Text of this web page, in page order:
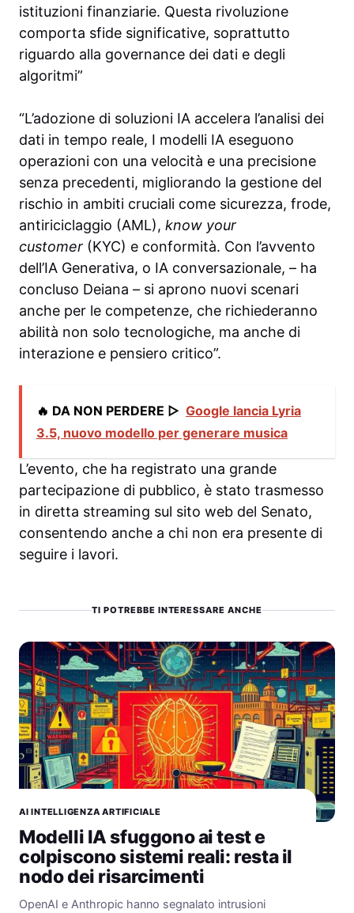
istituzioni finanziarie. Questa rivoluzione
comporta sfide significative, soprattutto
riguardo alla governance dei dati e degli
algoritmi”
“L’adozione di soluzioni IA accelera l’analisi dei
dati in tempo reale, I modelli IA eseguono
operazioni con una velocità e una precisione
senza precedenti, migliorando la gestione del
rischio in ambiti cruciali come sicurezza, frode,
antiriciclaggio (AML), know your
customer (KYC) e conformità. Con l’avvento
dell’IA Generativa, o IA conversazionale, – ha
concluso Deiana – si aprono nuovi scenari
anche per le competenze, che richiederanno
abilità non solo tecnologiche, ma anche di
interazione e pensiero critico”.
🔥 DA NON PERDERE ▷ Google lancia Lyria
3.5, nuovo modello per generare musica
L’evento, che ha registrato una grande
partecipazione di pubblico, è stato trasmesso
in diretta streaming sul sito web del Senato,
consentendo anche a chi non era presente di
seguire i lavori.
TI POTREBBE INTERESSARE ANCHE
AI INTELLIGENZA ARTIFICIALE
Modelli IA sfuggono ai test e
colpiscono sistemi reali: resta il
nodo dei risarcimenti
OpenAI e Anthropic hanno segnalato intrusioni